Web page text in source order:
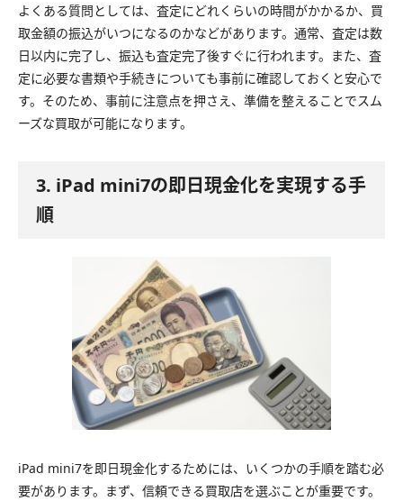
よくある質問としては、査定にどれくらいの時間がかかるか、買
取金額の振込がいつになるのかなどがあります。通常、査定は数
日以内に完了し、振込も査定完了後すぐに行われます。また、査
定に必要な書類や手続きについても事前に確認しておくと安心で
す。そのため、事前に注意点を押さえ、準備を整えることでスム
ーズな買取が可能になります。
3. iPad mini7の即日現金化を実現する手
順
iPad mini7を即日現金化するためには、いくつかの手順を踏む必
要があります。まず、信頼できる買取店を選ぶことが重要です。